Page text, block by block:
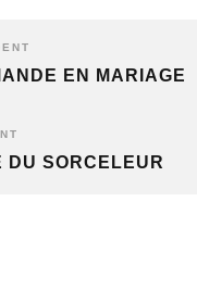
EN MARIAGE
DU SORCELEUR